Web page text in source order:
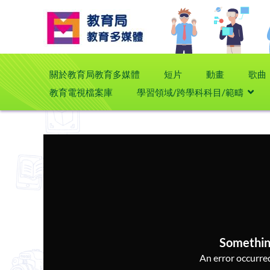
關於教育局教育多媒體 短片 動畫
歌曲
教育電視檔案庫
學習領域/跨學科科目/範疇
An error